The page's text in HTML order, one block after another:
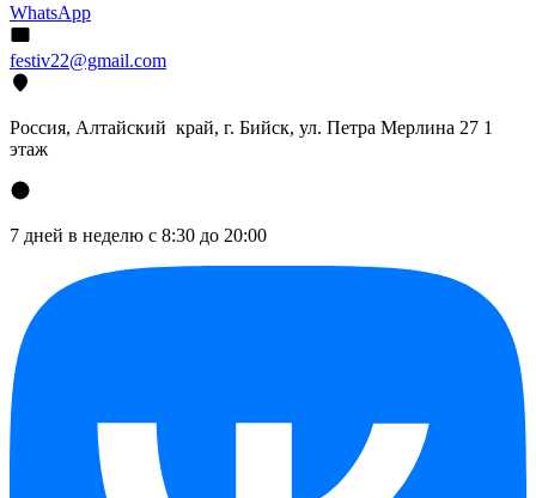
WhatsApp
festiv22@gmail.com
Россия, Алтайский край, г. Бийск, ул. Петра Мерлина 27 1
этаж
7 дней в неделю с 8:30 до 20:00